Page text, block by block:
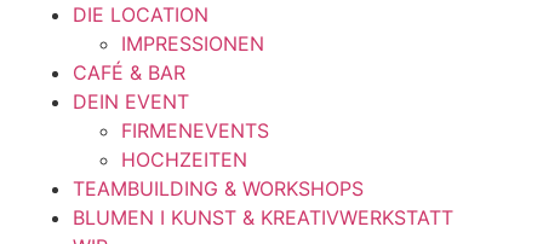
DIE LOCATION
IMPRESSIONEN
CAFÉ & BAR
DEIN EVENT
FIRMENEVENTS
HOCHZEITEN
TEAMBUILDING & WORKSHOPS
BLUMEN I KUNST & KREATIVWERKSTATT